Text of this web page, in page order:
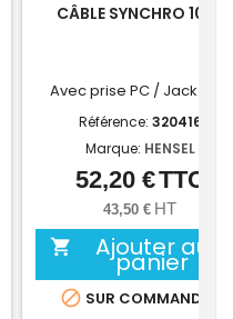
CÂBLE SYNCHRO 10 M
Avec prise PC / Jack 6,35
Référence: 320416
Marque: HENSEL
Prix
52,20 €TTC
43,50 € HT
 Ajouter au
panier
 SUR COMMANDE